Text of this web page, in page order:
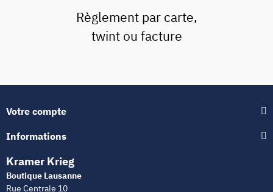
Règlement par carte,
twint ou facture
Votre compte
Informations
Kramer Krieg
Boutique Lausanne
Rue Centrale 10